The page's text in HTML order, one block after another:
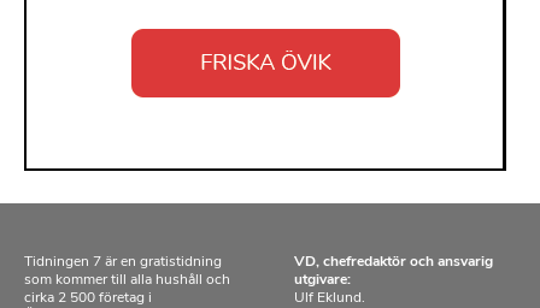
Tidningen 7 är en gratistidning
som kommer till alla hushåll och
cirka 2 500 företag i
VD, chefredaktör och ansvarig
utgivare:
Ulf Eklund.